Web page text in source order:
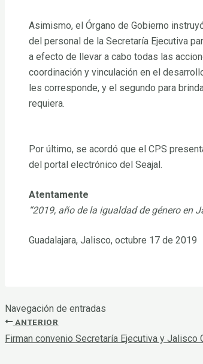
Asimismo, el Órgano de Gobierno
del personal de la Secretaría Ejecutiva
a efecto de llevar a cabo todas las
coordinación y vinculación en el
les corresponde, y el segundo para
requiera.
Por último, se acordó que el CPS
del portal electrónico del Seajal.
Atentamente
“2019, año de la igualdad de género en
Guadalajara, Jalisco, octubre 17 de 2019
Navegación de entradas
ANTERIOR
Firman convenio Secretaría Ejecutiva y Jalisco